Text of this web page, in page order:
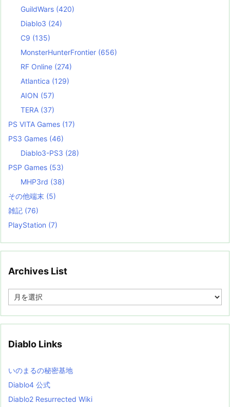
GuildWars (420)
Diablo3 (24)
C9 (135)
MonsterHunterFrontier (656)
RF Online (274)
Atlantica (129)
AION (57)
TERA (37)
PS VITA Games (17)
PS3 Games (46)
Diablo3-PS3 (28)
PSP Games (53)
MHP3rd (38)
その他端末 (5)
雑記 (76)
PlayStation (7)
Archives List
e
i
s
t
Diablo Links
いのまるの秘密基地
Diablo4 公式
Diablo2 Resurrected Wiki